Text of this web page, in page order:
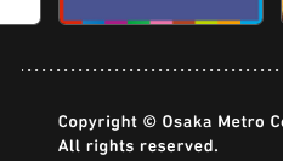
マンホール